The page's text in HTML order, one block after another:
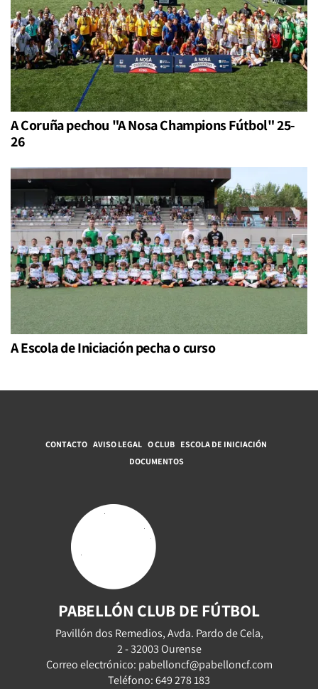
A Coruña pechou "A Nosa Champions Fútbol" 25-
26
A Escola de Iniciación pecha o curso
CONTACTO AVISO LEGAL O CLUB ESCOLA DE INICIACIÓN
DOCUMENTOS
PABELLÓN CLUB DE FÚTBOL
Pavillón dos Remedios, Avda. Pardo de Cela,
2 - 32003 Ourense
Correo electrónico: pabelloncf@pabelloncf.com
Teléfono: 649 278 183